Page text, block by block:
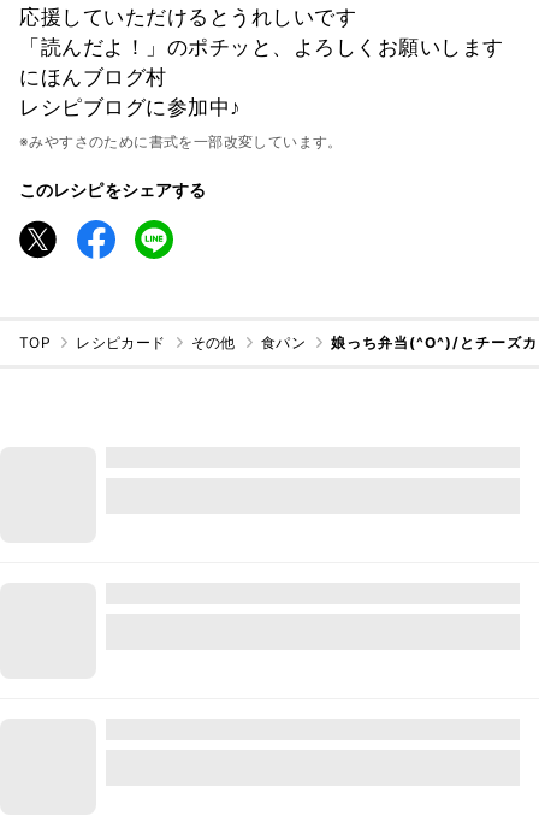
応援していただけるとうれしいです
「読んだよ！」のポチッと、よろしくお願いします
にほんブログ村
レシピブログに参加中♪
※みやすさのために書式を一部改変しています。
このレシピをシェアする
TOP レシピカード その他 食パン 娘っち弁当(^O^)/とチーズ